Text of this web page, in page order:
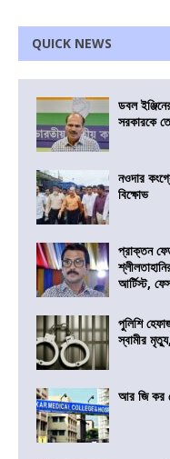
QUICK NEWS
ডবল
সরকারকে
নওদার
বিক্ষোভ
প্রাক্তন
আর্টিস্ট,
পুলিশি
স্বামীর
আর জি কর